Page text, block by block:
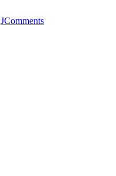
JComments